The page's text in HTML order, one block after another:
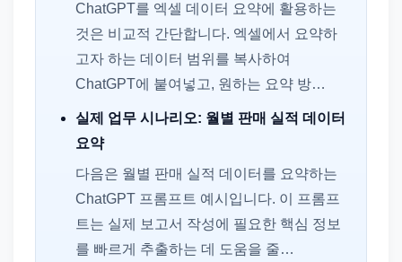
ChatGPT를 엑셀 데이터 요약에 활용하는
것은 비교적 간단합니다. 엑셀에서 요약하
고자 하는 데이터 범위를 복사하여
ChatGPT에 붙여넣고, 원하는 요약 방…
실제 업무 시나리오: 월별 판매 실적 데이터
요약
다음은 월별 판매 실적 데이터를 요약하는
ChatGPT 프롬프트 예시입니다. 이 프롬프
트는 실제 보고서 작성에 필요한 핵심 정보
를 빠르게 추출하는 데 도움을 줄…